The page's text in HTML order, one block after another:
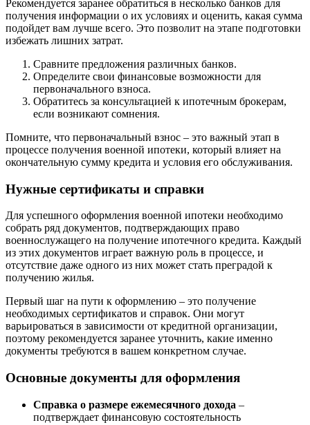
Рекомендуется заранее обратиться в несколько банков для
получения информации о их условиях и оценить, какая сумма
подойдет вам лучше всего. Это позволит на этапе подготовки
избежать лишних затрат.
Сравните предложения различных банков.
Определите свои финансовые возможности для
первоначального взноса.
Обратитесь за консультацией к ипотечным брокерам,
если возникают сомнения.
Помните, что первоначальный взнос – это важный этап в
процессе получения военной ипотеки, который влияет на
окончательную сумму кредита и условия его обслуживания.
Нужные сертификаты и справки
Для успешного оформления военной ипотеки необходимо
собрать ряд документов, подтверждающих право
военнослужащего на получение ипотечного кредита. Каждый
из этих документов играет важную роль в процессе, и
отсутствие даже одного из них может стать преградой к
получению жилья.
Первый шаг на пути к оформлению – это получение
необходимых сертификатов и справок. Они могут
варьироваться в зависимости от кредитной организации,
поэтому рекомендуется заранее уточнить, какие именно
документы требуются в вашем конкретном случае.
Основные документы для оформления
Справка о размере ежемесячного дохода –
подтверждает финансовую состоятельность